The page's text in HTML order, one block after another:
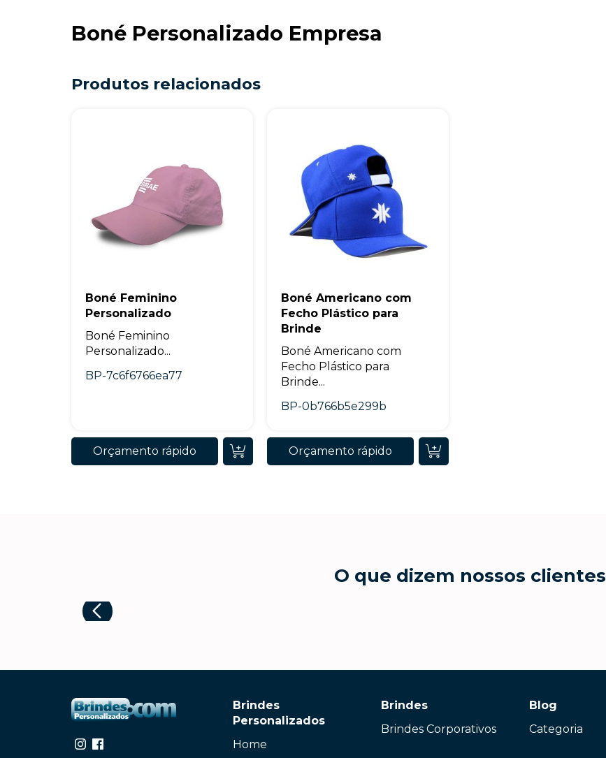
Boné Personalizado Empresa
Produtos relacionados
Boné Feminino
Personalizado
Boné Feminino
Personalizado...
BP-7c6f6766ea77
Orçamento rápido
Boné Americano com
Fecho Plástico para
Brinde
Boné Americano com
Fecho Plástico para
Brinde...
BP-0b766b5e299b
Orçamento rápido
O que dizem nossos clientes
Brindes
Personalizados
Home
Brindes
Brindes Corporativos
Blog
Categoria
Brindes Personalizados
+55
Eu concordo em receber comunicações.
privacidade, utilizaremos seus dados apenas para fins de
marketing. Você pode alterar suas preferências a qualquer
momento.